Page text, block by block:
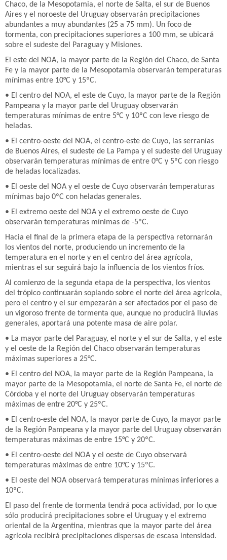
Chaco, de la Mesopotamia, el norte de Salta, el sur de Buenos
Aires y el noroeste del Uruguay observarán precipitaciones
abundantes a muy abundantes (25 a 75 mm). Un foco de
tormenta, con precipitaciones superiores a 100 mm, se ubicará
sobre el sudeste del Paraguay y Misiones.
El este del NOA, la mayor parte de la Región del Chaco, de Santa
Fe y la mayor parte de la Mesopotamia observarán temperaturas
mínimas entre 10°C y 15ºC.
• El centro del NOA, el este de Cuyo, la mayor parte de la Región
Pampeana y la mayor parte del Uruguay observarán
temperaturas mínimas de entre 5°C y 10ºC con leve riesgo de
heladas.
• El centro-oeste del NOA, el centro-este de Cuyo, las serranías
de Buenos Aires, el sudeste de La Pampa y el sudeste del Uruguay
observarán temperaturas mínimas de entre 0°C y 5ºC con riesgo
de heladas localizadas.
• El oeste del NOA y el oeste de Cuyo observarán temperaturas
mínimas bajo 0ºC con heladas generales.
• El extremo oeste del NOA y el extremo oeste de Cuyo
observarán temperaturas mínimas de -5ºC.
Hacia el final de la primera etapa de la perspectiva retornarán
los vientos del norte, produciendo un incremento de la
temperatura en el norte y en el centro del área agrícola,
mientras el sur seguirá bajo la influencia de los vientos fríos.
Al comienzo de la segunda etapa de la perspectiva, los vientos
del trópico continuarán soplando sobre el norte del área agrícola,
pero el centro y el sur empezarán a ser afectados por el paso de
un vigoroso frente de tormenta que, aunque no producirá lluvias
generales, aportará una potente masa de aire polar.
• La mayor parte del Paraguay, el norte y el sur de Salta, y el este
y el oeste de la Región del Chaco observarán temperaturas
máximas superiores a 25°C.
• El centro del NOA, la mayor parte de la Región Pampeana, la
mayor parte de la Mesopotamia, el norte de Santa Fe, el norte de
Córdoba y el norte del Uruguay observarán temperaturas
máximas de entre 20°C y 25ºC.
• El centro-este del NOA, la mayor parte de Cuyo, la mayor parte
de la Región Pampeana y la mayor parte del Uruguay observarán
temperaturas máximas de entre 15°C y 20ºC.
• El centro-oeste del NOA y el oeste de Cuyo observará
temperaturas máximas de entre 10°C y 15ºC.
• El oeste del NOA observará temperaturas mínimas inferiores a
10ºC.
El paso del frente de tormenta tendrá poca actividad, por lo que
sólo producirá precipitaciones sobre el Uruguay y el extremo
oriental de la Argentina, mientras que la mayor parte del área
agrícola recibirá precipitaciones dispersas de escasa intensidad.